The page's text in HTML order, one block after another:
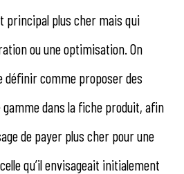
principal plus cher mais qui
ou une optimisation. On
définir comme proposer des
dans la fiche produit, afin
de payer plus cher pour une
qu’il envisageait initialement